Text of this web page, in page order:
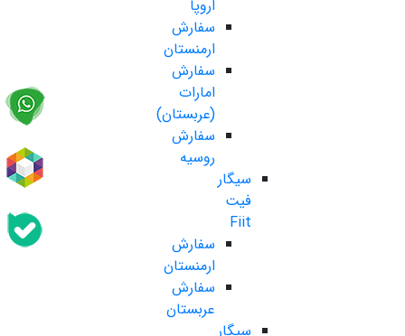
اروپا
سفارش
ارمنستان
سفارش
امارات
(عربستان)
سفارش
روسیه
سیگار
فیت
Fiit
سفارش
ارمنستان
سفارش
عربستان
سیگار